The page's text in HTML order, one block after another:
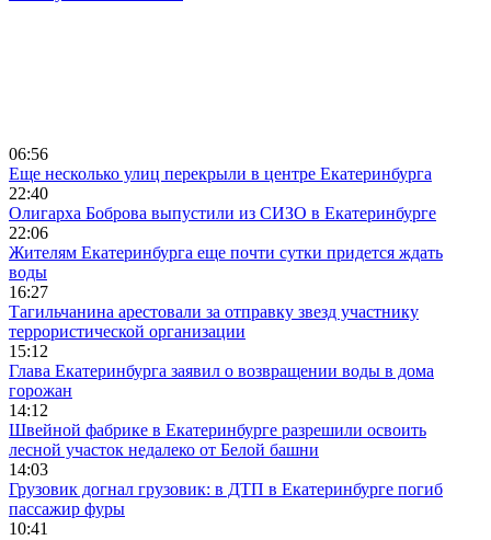
06:56
Еще несколько улиц перекрыли в центре Екатеринбурга
22:40
Олигарха Боброва выпустили из СИЗО в Екатеринбурге
22:06
Жителям Екатеринбурга еще почти сутки придется ждать
воды
16:27
Тагильчанина арестовали за отправку звезд участнику
террористической организации
15:12
Глава Екатеринбурга заявил о возвращении воды в дома
горожан
14:12
Швейной фабрике в Екатеринбурге разрешили освоить
лесной участок недалеко от Белой башни
14:03
Грузовик догнал грузовик: в ДТП в Екатеринбурге погиб
пассажир фуры
10:41